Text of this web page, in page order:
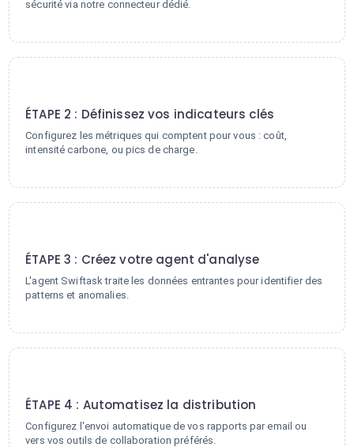
sécurité via notre connecteur dédié.
ÉTAPE 2 : Définissez vos indicateurs clés
Configurez les métriques qui comptent pour vous : coût,
intensité carbone, ou pics de charge.
ÉTAPE 3 : Créez votre agent d'analyse
L'agent Swiftask traite les données entrantes pour identifier des
patterns et anomalies.
ÉTAPE 4 : Automatisez la distribution
Configurez l'envoi automatique de vos rapports par email ou
vers vos outils de collaboration préférés.